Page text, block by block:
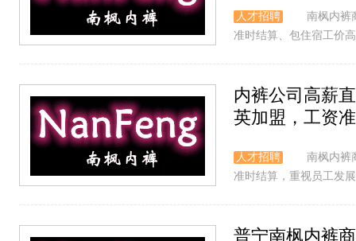
人才招聘
南枫内裤
准时结算、包住宿工价
内裤公司高薪
英加盟，工资
人才招聘
南枫内裤
准时结算，重视员工发
普宁南枫内裤